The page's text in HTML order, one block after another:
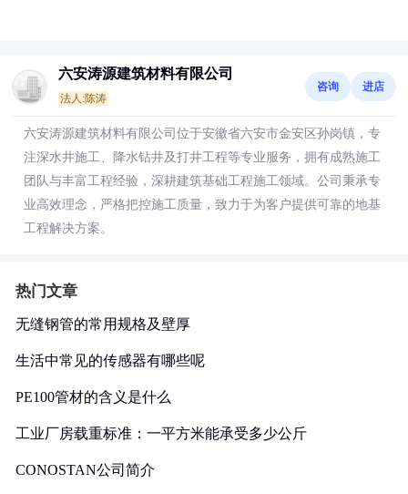
六安涛源建筑材料有限公司
法人:陈涛
咨询 进店
六安涛源建筑材料有限公司位于安徽省六安市金安区孙岗镇，专
注深水井施工、降水钻井及打井工程等专业服务，拥有成熟施工
团队与丰富工程经验，深耕建筑基础工程施工领域。公司秉承专
业高效理念，严格把控施工质量，致力于为客户提供可靠的地基
工程解决方案。
热门文章
无缝钢管的常用规格及壁厚
生活中常见的传感器有哪些呢
PE100管材的含义是什么
工业厂房载重标准：一平方米能承受多少公斤
CONOSTAN公司简介